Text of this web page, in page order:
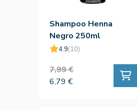
Shampoo Henna
Negro 250ml
4.9(10)
7,99 €
6,79 €